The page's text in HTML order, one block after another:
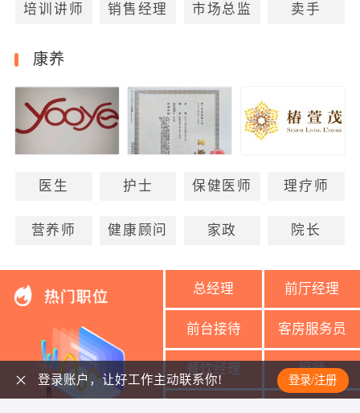
培训讲师 销售经理 市场总监 卖手
康养
医生 护士 保健医师 理疗师
营养师 健康顾问 家政 院长
总经理 前厅经理
前台接待 客房服务员
餐饮经理 厨师
登录账户，让好工作主动联系你! 登录/注册